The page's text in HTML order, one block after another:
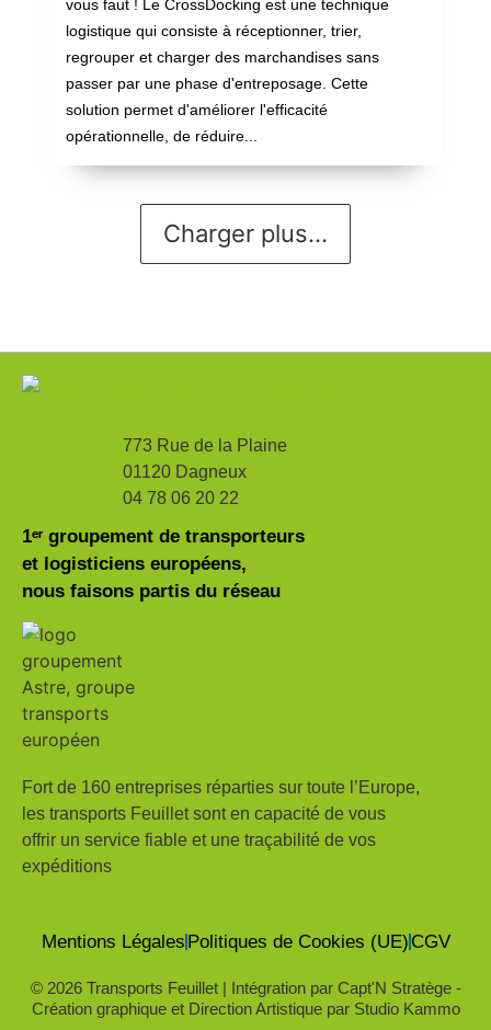
vous faut ! Le CrossDocking est une technique
logistique qui consiste à réceptionner, trier,
regrouper et charger des marchandises sans
passer par une phase d'entreposage. Cette
solution permet d'améliorer l'efficacité
opérationnelle, de réduire...
Charger plus...
773 Rue de la Plaine
01120 Dagneux
04 78 06 20 22
1ᵉʳ groupement de transporteurs
et logisticiens européens,
nous faisons partis du réseau
Fort de 160 entreprises réparties sur toute l’Europe,
les transports Feuillet sont en capacité de vous
offrir un service fiable et une traçabilité de vos
expéditions
Mentions Légales Politiques de Cookies (UE) CGV
© 2026 Transports Feuillet | Intégration par Capt'N Stratège-
Création graphique et Direction Artistique par Studio Kammo